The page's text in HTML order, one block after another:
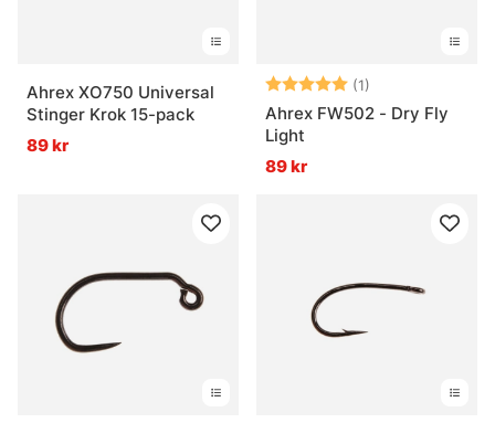
Ahrex XO750 Universal
Stinger Krok 15-pack
89 kr
Betyg: (1)
Ahrex FW502 - Dry Fly
Light
89 kr